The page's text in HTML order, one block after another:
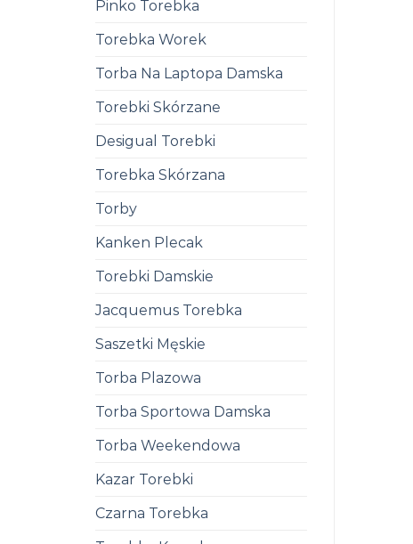
Pinko Torebka
Torebka Worek
Torba Na Laptopa Damska
Torebki Skórzane
Desigual Torebki
Torebka Skórzana
Torby
Kanken Plecak
Torebki Damskie
Jacquemus Torebka
Saszetki Męskie
Torba Plazowa
Torba Sportowa Damska
Torba Weekendowa
Kazar Torebki
Czarna Torebka